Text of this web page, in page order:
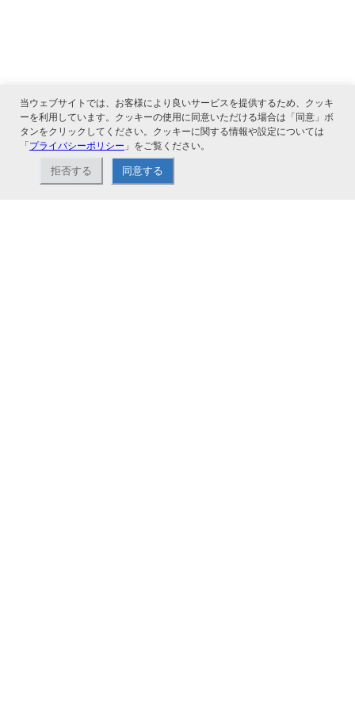
関連サービス
当ウェブサイトでは、お客様により良いサービスを提供するため、クッキ
ーを利用しています。クッキーの使用に同意いただける場合は「同意」ボ
タンをクリックしてください。クッキーに関する情報や設定については
「プライバシーポリシー 」をご覧ください。
拒否する 同意する